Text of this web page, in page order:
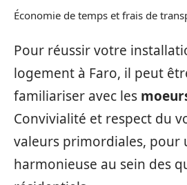
Économie de temps et frais de
Pour réussir votre
logement à Faro, il peut
familiariser avec les
Convivialité et respect du
valeurs primordiales, pour
harmonieuse au sein des